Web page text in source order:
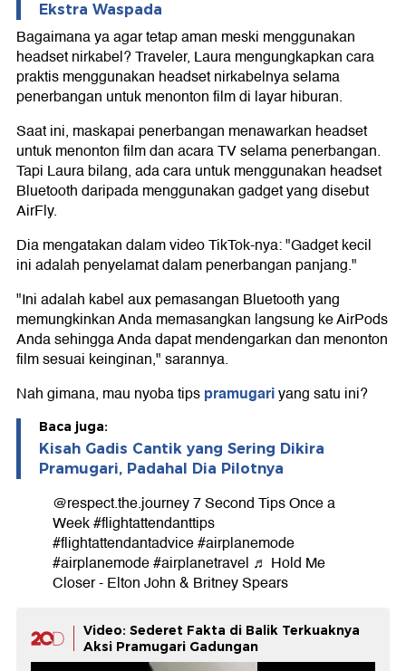
Ekstra Waspada
Bagaimana ya agar tetap aman meski menggunakan
headset nirkabel? Traveler, Laura mengungkapkan cara
praktis menggunakan headset nirkabelnya selama
penerbangan untuk menonton film di layar hiburan.
Saat ini, maskapai penerbangan menawarkan headset
untuk menonton film dan acara TV selama penerbangan.
Tapi Laura bilang, ada cara untuk menggunakan headset
Bluetooth daripada menggunakan gadget yang disebut
AirFly.
Dia mengatakan dalam video TikTok-nya: "Gadget kecil
ini adalah penyelamat dalam penerbangan panjang."
"Ini adalah kabel aux pemasangan Bluetooth yang
memungkinkan Anda memasangkan langsung ke AirPods
Anda sehingga Anda dapat mendengarkan dan menonton
film sesuai keinginan," sarannya.
Nah gimana, mau nyoba tipspramugariyang satu ini?
Baca juga:
Kisah Gadis Cantik yang Sering Dikira
Pramugari, Padahal Dia Pilotnya
@respect.the.journey7 Second Tips Once a
Week#flightattendanttips
#flightattendantadvice#airplanemode
#airplanemode#airplanetravel ♬ Hold Me
Closer - Elton John & Britney Spears
Video: Sederet Fakta di Balik Terkuaknya
Aksi Pramugari Gadungan